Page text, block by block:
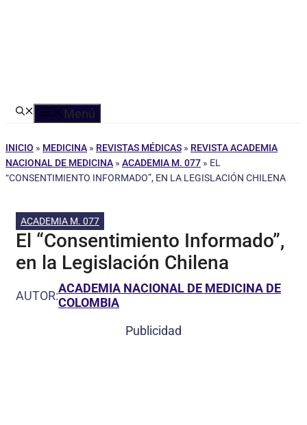
Menú
INICIO » MEDICINA » REVISTAS MÉDICAS » REVISTA ACADEMIA
NACIONAL DE MEDICINA » ACADEMIA M. 077 » EL
“CONSENTIMIENTO INFORMADO”, EN LA LEGISLACIÓN CHILENA
ACADEMIA M. 077
El “Consentimiento Informado”,
en la Legislación Chilena
AUTOR:ACADEMIA NACIONAL DE MEDICINA DE
COLOMBIA
Publicidad